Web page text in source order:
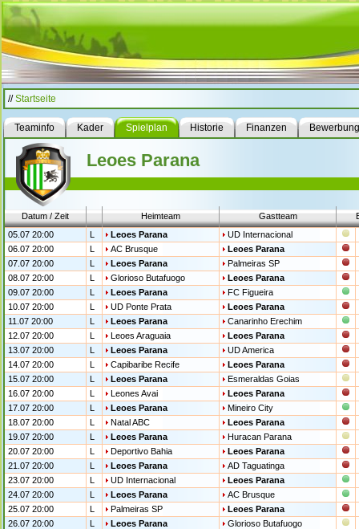
//Startseite
Teaminfo Kader Spielplan Historie Finanzen Bewerbung
Leoes Parana
Datum / Zeit Heimteam Gastteam
05.07 20:00
L Leoes Parana
UD Internacional
06.07 20:00
L AC Brusque
Leoes Parana
07.07 20:00
L Leoes Parana
Palmeiras SP
08.07 20:00
L Glorioso Butafuogo
Leoes Parana
09.07 20:00
L Leoes Parana
FC Figueira
10.07 20:00
L UD Ponte Prata
Leoes Parana
11.07 20:00
L Leoes Parana
Canarinho Erechim
12.07 20:00
L Leoes Araguaia
Leoes Parana
13.07 20:00
L Leoes Parana
UD America
14.07 20:00
L Capibaribe Recife
Leoes Parana
15.07 20:00
L Leoes Parana
Esmeraldas Goias
16.07 20:00
L Leones Avai
Leoes Parana
17.07 20:00
L Leoes Parana
Mineiro City
18.07 20:00
L Natal ABC
Leoes Parana
19.07 20:00
L Leoes Parana
Huracan Parana
20.07 20:00
L Deportivo Bahia
Leoes Parana
21.07 20:00
L Leoes Parana
AD Taguatinga
23.07 20:00
L UD Internacional
Leoes Parana
24.07 20:00
L Leoes Parana
AC Brusque
25.07 20:00
L Palmeiras SP
Leoes Parana
26.07 20:00
L Leoes Parana
Glorioso Butafuogo